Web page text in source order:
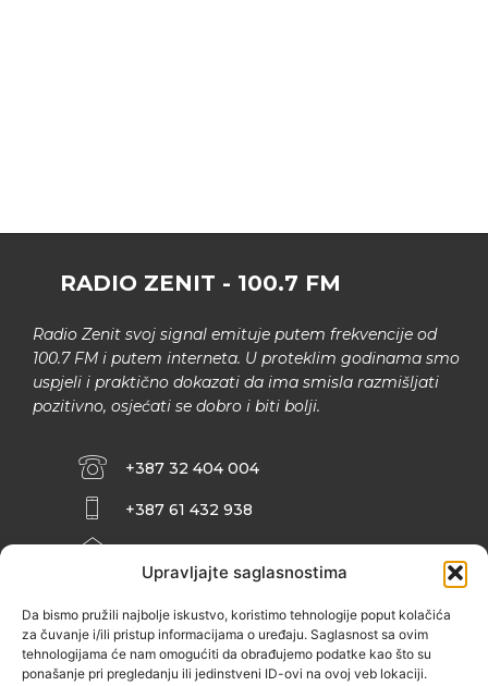
Upravljajte saglasnostima
Da bismo pružili najbolje iskustvo, koristimo tehnologije poput kolačića
za čuvanje i/ili pristup informacijama o uređaju. Saglasnost sa ovim
tehnologijama će nam omogućiti da obrađujemo podatke kao što su
ponašanje pri pregledanju ili jedinstveni ID-ovi na ovoj veb lokaciji.
RADIO ZENIT - 100.7 FM
Radio Zenit svoj signal emituje putem frekvencije od
100.7 FM i putem interneta. U proteklim godinama smo
uspjeli i praktično dokazati da ima smisla razmišljati
pozitivno, osjećati se dobro i biti bolji.
+387 32 404 004
+387 61 432 938
ZENIČANKA, 3. SPRAT), 72000 ZENICA